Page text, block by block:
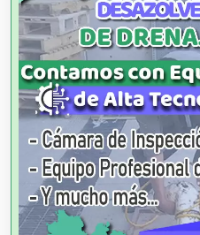
Agua Purificada
Aire Acondicionado
Alarmas
Albercas